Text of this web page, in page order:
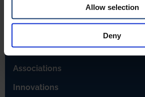
Allow selection
Deny
Renewable Raw Material
Universities
Associations
Innovations